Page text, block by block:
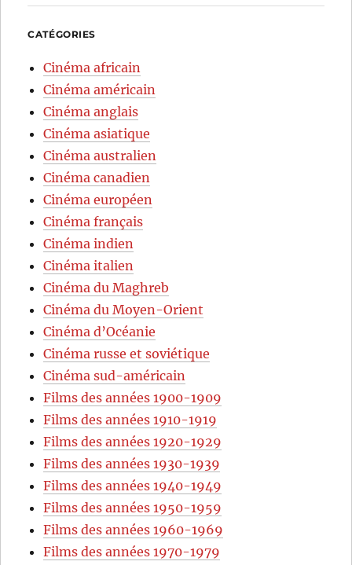
CATÉGORIES
Cinéma africain
Cinéma américain
Cinéma anglais
Cinéma asiatique
Cinéma australien
Cinéma canadien
Cinéma européen
Cinéma français
Cinéma indien
Cinéma italien
Cinéma du Maghreb
Cinéma du Moyen-Orient
Cinéma d’Océanie
Cinéma russe et soviétique
Cinéma sud-américain
Films des années 1900-1909
Films des années 1910-1919
Films des années 1920-1929
Films des années 1930-1939
Films des années 1940-1949
Films des années 1950-1959
Films des années 1960-1969
Films des années 1970-1979